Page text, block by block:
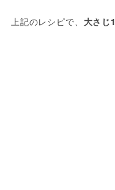
上記のレシピで、 大さじ